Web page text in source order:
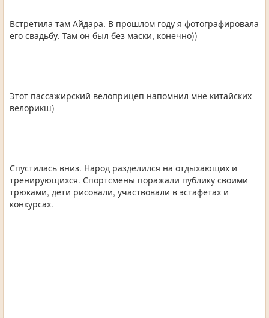
Встретила там Айдара. В прошлом году я фотографировала
его свадьбу. Там он был без маски, конечно))
Этот пассажирский велоприцеп напомнил мне китайских
велорикш)
Спустилась вниз. Народ разделился на отдыхающих и
тренирующихся. Спортсмены поражали публику своими
трюками, дети рисовали, участвовали в эстафетах и
конкурсах.